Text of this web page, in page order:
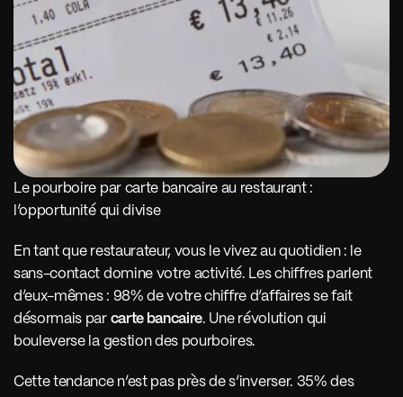
Le pourboire par carte bancaire au restaurant :
l’opportunité qui divise
En tant que restaurateur, vous le vivez au quotidien : le
sans-contact domine votre activité. Les chiffres parlent
d’eux-mêmes : 98% de votre chiffre d’affaires se fait
désormais par carte bancaire. Une révolution qui
bouleverse la gestion des pourboires.
Cette tendance n’est pas près de s’inverser. 35% des